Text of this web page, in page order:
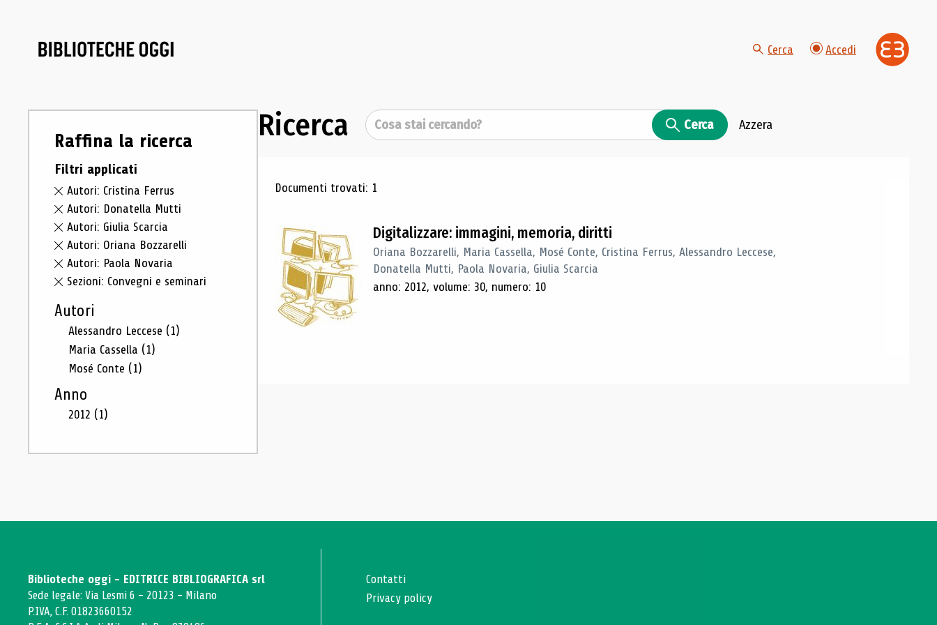
Cerca Accedi
Raffina la ricerca
Filtri applicati
Autori: Cristina Ferrus
Autori: Donatella Mutti
Autori: Giulia Scarcia
Autori: Oriana Bozzarelli
Autori: Paola Novaria
Sezioni: Convegni e seminari
Autori
Alessandro Leccese (1)
Maria Cassella (1)
Mosé Conte (1)
Anno
2012 (1)
Ricerca Cerca Cerca Azzera
Risultati di ricerca
Documenti trovati: 1
Digitalizzare: immagini, memoria, diritti
Oriana Bozzarelli, Maria Cassella, Mosé Conte, Cristina Ferrus, Alessandro Leccese,
Donatella Mutti, Paola Novaria, Giulia Scarcia
anno: 2012, volume: 30, numero: 10
Biblioteche oggi - EDITRICE BIBLIOGRAFICA srl
Sede legale: Via Lesmi 6 - 20123 - Milano
P.IVA, C.F. 01823660152
Contatti
Privacy policy